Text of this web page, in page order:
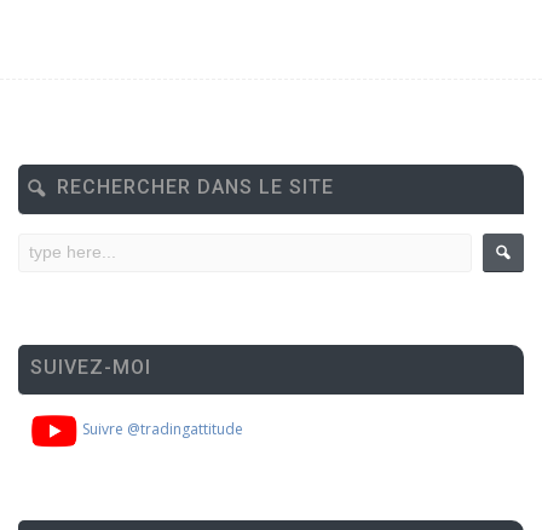
RECHERCHER DANS LE SITE
SUIVEZ-MOI
Suivre @tradingattitude